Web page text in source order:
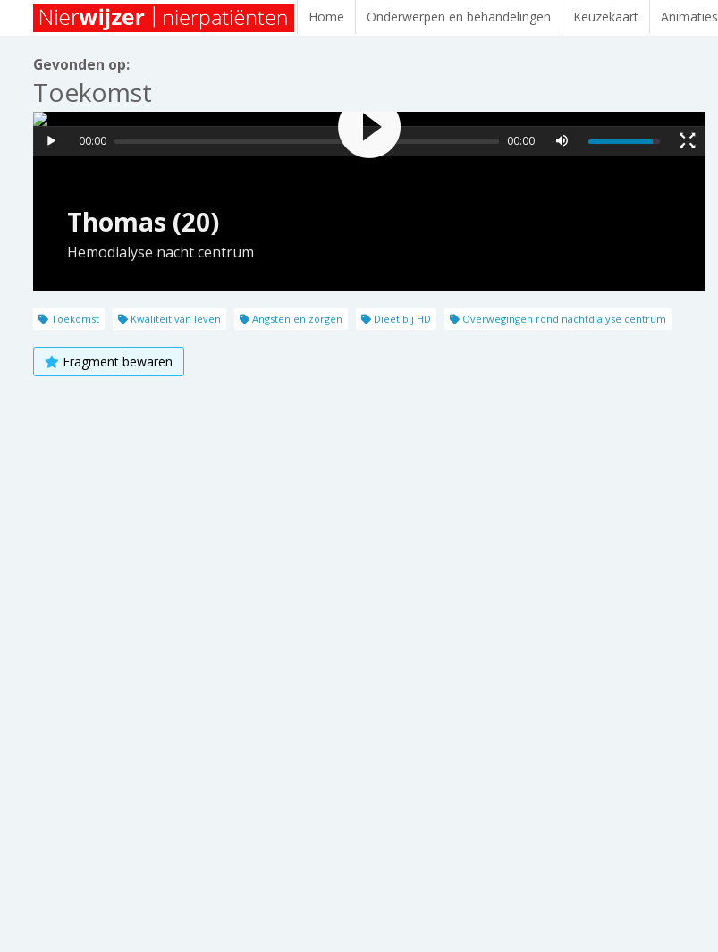
Home Onderwerpen en behandelingen Keuzekaart Animaties
Gevonden op:
Toekomst
Thomas (20)
Hemodialyse nacht centrum
00:00 00:00
Toekomst Kwaliteit van leven Angsten en zorgen Dieet bij HD Overwegingen rond nachtdialyse centrum
Fragment bewaren